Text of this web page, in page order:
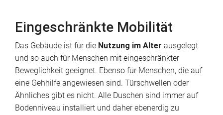
Eingeschränkte Mobilität
Das Gebäude ist für die Nutzung im Alter ausgelegt
und so auch für Menschen mit eingeschränkter
Beweglichkeit geeignet. Ebenso für Menschen, die auf
eine Gehhilfe angewiesen sind. Türschwellen oder
Ähnliches gibt es nicht. Alle Duschen sind immer auf
Bodenniveau installiert und daher ebenerdig zu